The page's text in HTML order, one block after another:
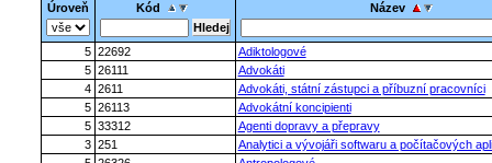
Úroveň Kód Název
5 22692
Adiktologové
5 26111
Advokáti
4 2611
Advokáti, státní zástupci a příbuzní pracovníci
5 26113
Advokátní koncipienti
5 33312
Agenti dopravy a přepravy
3 251
Analytici a vývojáři softwaru a počítačových